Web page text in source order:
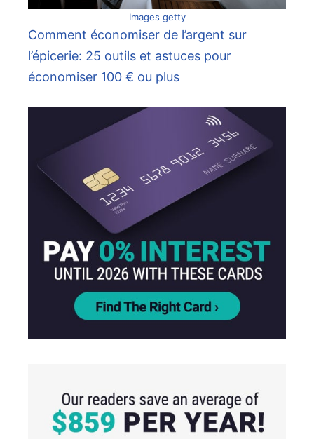
Images getty
Comment économiser de l’argent sur
l’épicerie: 25 outils et astuces pour
économiser 100 € ou plus